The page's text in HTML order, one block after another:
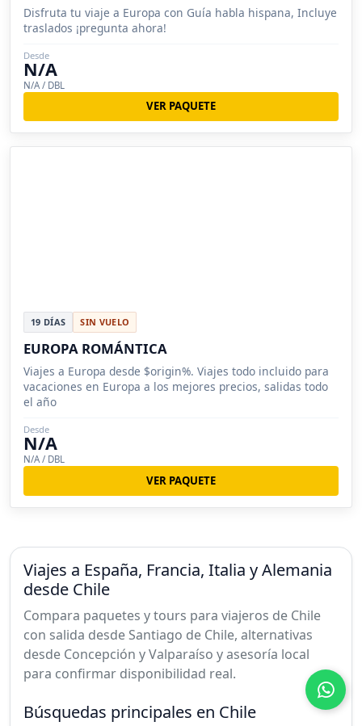
Disfruta tu viaje a Europa con Guía habla hispana, Incluye
traslados ¡pregunta ahora!
Desde
N/A
N/A / DBL
VER PAQUETE
19 DÍAS SIN VUELO
EUROPA ROMÁNTICA
Viajes a Europa desde $origin%. Viajes todo incluido para
vacaciones en Europa a los mejores precios, salidas todo
el año
Desde
N/A
N/A / DBL
VER PAQUETE
Viajes a España, Francia, Italia y Alemania
desde Chile
Compara paquetes y tours para viajeros de Chile
con salida desde Santiago de Chile, alternativas
desde Concepción y Valparaíso y asesoría local
para confirmar disponibilidad real.
Búsquedas principales en Chile